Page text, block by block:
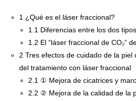
1 ¿Qué es el láser fraccional?
1.1 Diferencias entre los dos
1.2 El “láser fraccional de CO₂”
2 Tres efectos de cuidado de la piel
del tratamiento con láser fraccional
2.1 ① Mejora de cicatrices y
2.2 ② Mejora de la calidad de la